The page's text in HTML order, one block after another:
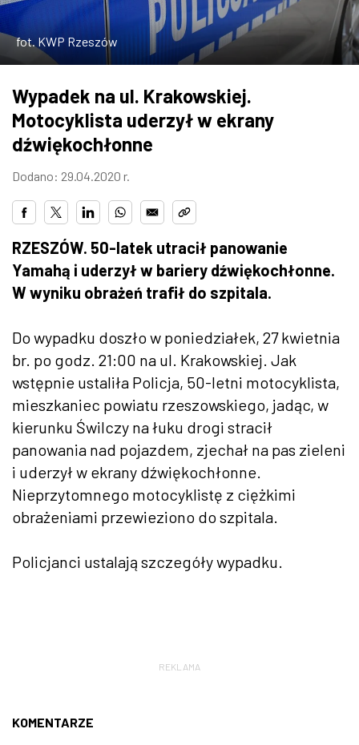
ZDJĘCIA
W RZESZOWIE
fot. KWP Rzeszów
Wypadek na ul. Krakowskiej.
Motocyklista uderzył w ekrany
dźwiękochłonne
Dodano: 29.04.2020 r.
RZESZÓW. 50-latek utracił panowanie
Yamahą i uderzył w bariery dźwiękochłonne.
W wyniku obrażeń trafił do szpitala.
Do wypadku doszło w poniedziałek, 27 kwietnia
br. po godz. 21:00 na ul. Krakowskiej. Jak
wstępnie ustaliła Policja, 50-letni motocyklista,
mieszkaniec powiatu rzeszowskiego, jadąc, w
kierunku Świlczy na łuku drogi stracił
panowania nad pojazdem, zjechał na pas zieleni
i uderzył w ekrany dźwiękochłonne.
Nieprzytomnego motocyklistę z ciężkimi
obrażeniami przewieziono do szpitala.
Policjanci ustalają szczegóły wypadku.
REKLAMA
KOMENTARZE